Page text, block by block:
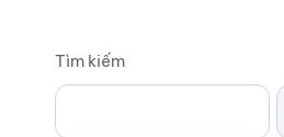
Tìm kiếm